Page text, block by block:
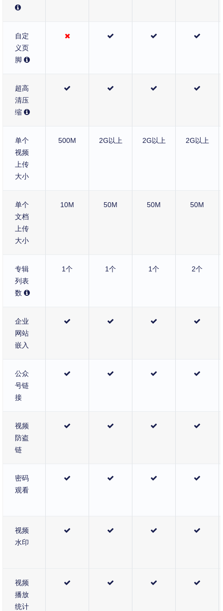
自定
义页
脚
超高
清压
缩
单个
视频
上传
大小
500M 2G以上 2G以上 2G以上
单个
文档
上传
大小
10M 50M 50M 50M
专辑
列表
数
1个 1个 1个 2个
企业
网站
嵌入
公众
号链
接
视频
防盗
链
密码
观看
视频
水印
视频
播放
统计